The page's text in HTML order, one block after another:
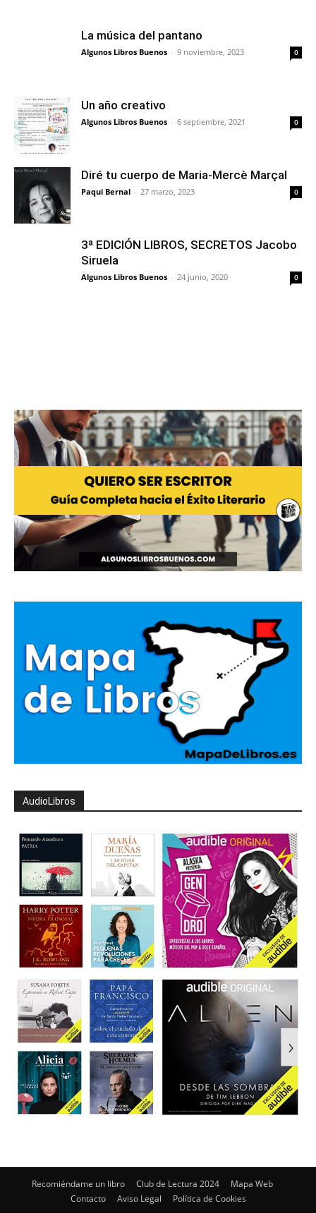
La música del pantano
Algunos Libros Buenos - 9 noviembre, 2023 0
Un año creativo
Algunos Libros Buenos - 6 septiembre, 2021 0
Diré tu cuerpo de Maria-Mercè Marçal
Paqui Bernal - 27 marzo, 2023 0
3ª EDICIÓN LIBROS, SECRETOS Jacobo
Siruela
Algunos Libros Buenos - 24 junio, 2020 0
AudioLibros
Recomiéndame un libro Club de Lectura 2024
Mapa Web
Contacto
Aviso Legal Política de Cookies